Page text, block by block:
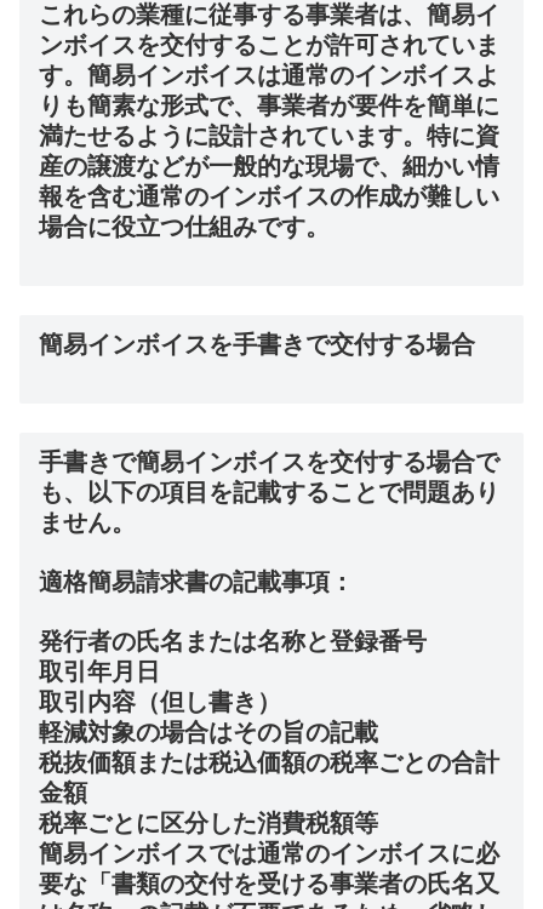
これらの業種に従事する事業者は、簡易イ
ンボイスを交付することが許可されていま
す。簡易インボイスは通常のインボイスよ
りも簡素な形式で、事業者が要件を簡単に
満たせるように設計されています。特に資
産の譲渡などが一般的な現場で、細かい情
報を含む通常のインボイスの作成が難しい
場合に役立つ仕組みです。
簡易インボイスを手書きで交付する場合
手書きで簡易インボイスを交付する場合で
も、以下の項目を記載することで問題あり
ません。
適格簡易請求書の記載事項：
発行者の氏名または名称と登録番号
取引年月日
取引内容（但し書き）
軽減対象の場合はその旨の記載
税抜価額または税込価額の税率ごとの合計
金額
税率ごとに区分した消費税額等
簡易インボイスでは通常のインボイスに必
要な「書類の交付を受ける事業者の氏名又